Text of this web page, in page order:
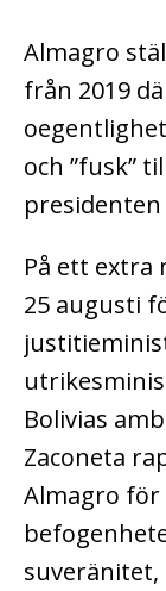
Almagro
från 2019
och ”fusk”
presidenten
På ett extra
25 augusti
Bolivias
Zaconeta
Almagro